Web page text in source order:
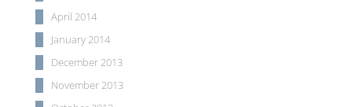
April 2014
January 2014
December 2013
November 2013